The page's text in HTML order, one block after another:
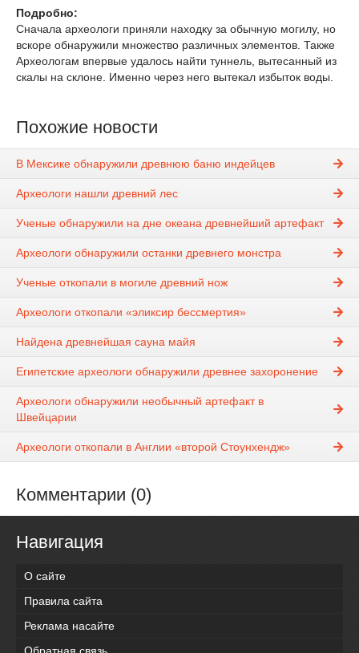
Подробно:
Сначала археологи приняли находку за обычную могилу, но
вскоре обнаружили множество различных элементов. Также
Археологам впервые удалось найти туннель, вытесанный из
скалы на склоне. Именно через него вытекал избыток воды.
Похожие новости
В Мексике обнаружили древнюю баню индейцев
Археологи нашли древний лес
Ученые обнаружили на дне океана древнейший артефакт
Археологи обнаружили останки древнего монстра
Ученые откопали в могиле древний нож
Археологи откопали «эликсир бессмертия»
Найдена древнейшая сауна майя
Египетские археологи обнаружили древнее захоронение
Археологи обнаружили необычный артефакт в
Швейцарии
Археологи откопали в Англии «второй Стоунхендж»
Комментарии (0)
Навигация
О сайте
Правила сайта
Реклама насайте
Обратная связь